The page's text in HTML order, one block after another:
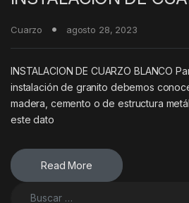
Cuarzo agosto 28, 2023
INSTALACION DE CUARZO BLANCO
instalación de granito debemos
madera, cemento o de estructura
este dato
Read More